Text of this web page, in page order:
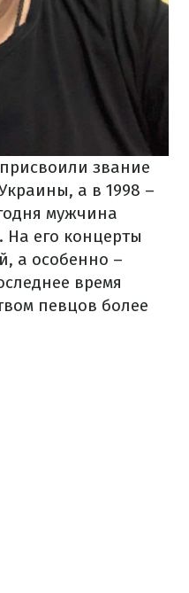
звание
а в 1998 –
мужчина
На его концерты
а особенно –
время
певцов более